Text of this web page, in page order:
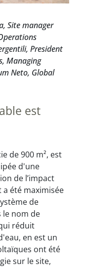
Site manager
President
Managing
Neto, Global
est
de 900 m², est
d'une
de l’impact
été maximisée
de
le nom de
réduit
en est un
ont été
sur le site,